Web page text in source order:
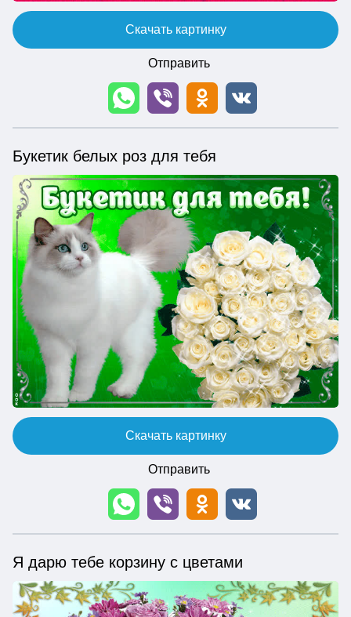
Скачать картинку
Отправить
Букетик белых роз для тебя
Скачать картинку
Отправить
Я дарю тебе корзину с цветами